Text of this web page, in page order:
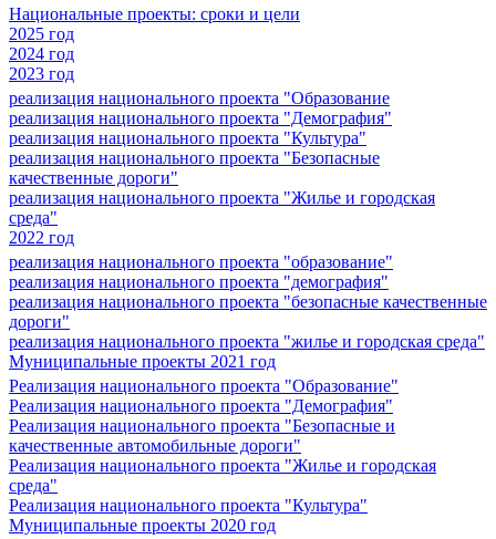
Национальные проекты: сроки и цели
2025 год
2024 год
2023 год
реализация национального проекта "Образование
реализация национального проекта "Демография"
реализация национального проекта "Культура"
реализация национального проекта "Безопасные
качественные дороги"
реализация национального проекта "Жилье и городская
среда"
2022 год
реализация национального проекта "образование"
реализация национального проекта "демография"
реализация национального проекта "безопасные качественные
дороги"
реализация национального проекта "жилье и городская среда"
Муниципальные проекты 2021 год
Реализация национального проекта "Образование"
Реализация национального проекта "Демография"
Реализация национального проекта "Безопасные и
качественные автомобильные дороги"
Реализация национального проекта "Жилье и городская
среда"
Реализация национального проекта "Культура"
Муниципальные проекты 2020 год